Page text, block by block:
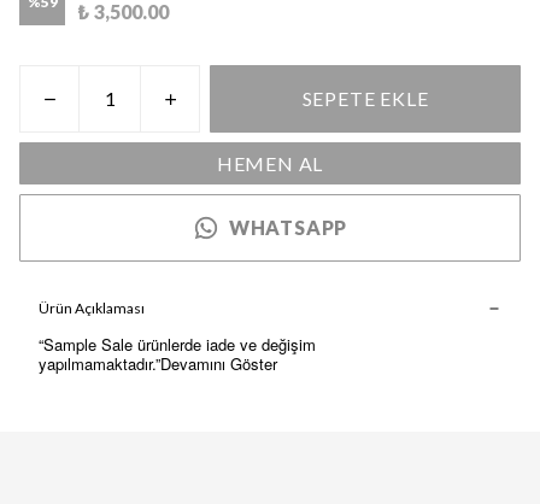
₺ 3,500.00
SEPETE EKLE
HEMEN AL
WHATSAPP
Ürün Açıklaması
“Sample Sale ürünlerde iade ve değişim
yapılmamaktadır.”Devamını Göster